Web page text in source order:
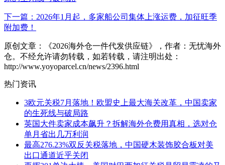
下一篇：2026年1月起，多家船公司集体上涨运费，加征旺季
附加费！
原创文章：《2026海外仓一件代发供应链》，作者：无忧海外
仓。不经允许请勿转载，如若转载，请注明出处：
http://www.yoyoparcel.cn/news/2396.html
热门资讯
3欧元关税7月落地！欧盟史上最大海关改革，中国卖家
的生死线与破局路
英国大件卖家成本飙升？拆解海外仓费用真相，选对仓
单月省出几万利润
最高276.23%双反关税落地，中国硬木装饰胶合板对美
出口通道近乎关闭